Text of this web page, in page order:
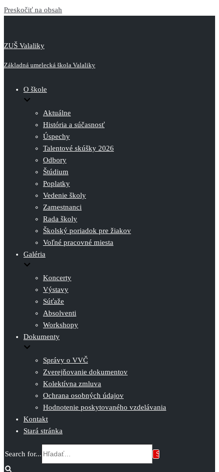
Preskočiť na obsah
ZUŠ Valaliky
Základná umelecká škola Valaliky
O škole
Aktuálne
História a súčasnosť
Úspechy
Talentové skúšky 2026
Odbory
Štúdium
Poplatky
Vedenie školy
Zamestnanci
Rada školy
Školský poriadok pre žiakov
Voľné pracovné miesta
Galéria
Koncerty
Výstavy
Súťaže
Absolventi
Workshopy
Dokumenty
Správy o VVČ
Zverejňovanie dokumentov
Kolektívna zmluva
Ochrana osobných údajov
Hodnotenie poskytovaného vzdelávania
Kontakt
Stará stránka
Search for...